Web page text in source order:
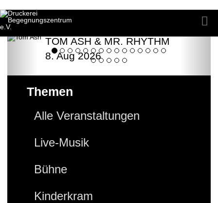
TOM ASH & MR. RHYTHM
8. Aug 2026
Themen
Alle Veranstaltungen
Live-Musik
Bühne
Kinderkram